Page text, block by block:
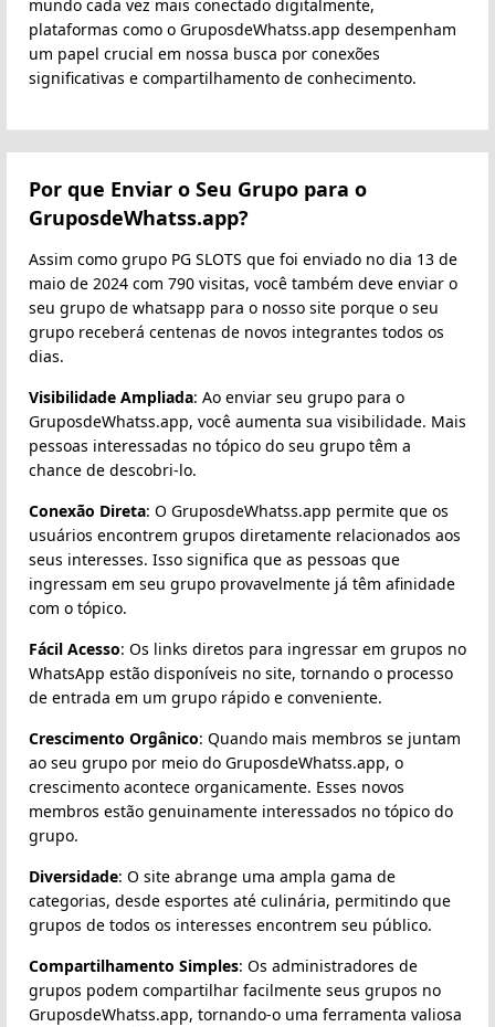
mundo cada vez mais conectado digitalmente,
plataformas como o GruposdeWhatss.app desempenham
um papel crucial em nossa busca por conexões
significativas e compartilhamento de conhecimento.
Por que Enviar o Seu Grupo para o
GruposdeWhatss.app?
Assim como grupo PG SLOTS que foi enviado no dia 13 de
maio de 2024 com 790 visitas, você também deve enviar o
seu grupo de whatsapp para o nosso site porque o seu
grupo receberá centenas de novos integrantes todos os
dias.
Visibilidade Ampliada: Ao enviar seu grupo para o
GruposdeWhatss.app, você aumenta sua visibilidade. Mais
pessoas interessadas no tópico do seu grupo têm a
chance de descobri-lo.
Conexão Direta: O GruposdeWhatss.app permite que os
usuários encontrem grupos diretamente relacionados aos
seus interesses. Isso significa que as pessoas que
ingressam em seu grupo provavelmente já têm afinidade
com o tópico.
Fácil Acesso: Os links diretos para ingressar em grupos no
WhatsApp estão disponíveis no site, tornando o processo
de entrada em um grupo rápido e conveniente.
Crescimento Orgânico: Quando mais membros se juntam
ao seu grupo por meio do GruposdeWhatss.app, o
crescimento acontece organicamente. Esses novos
membros estão genuinamente interessados no tópico do
grupo.
Diversidade: O site abrange uma ampla gama de
categorias, desde esportes até culinária, permitindo que
grupos de todos os interesses encontrem seu público.
Compartilhamento Simples: Os administradores de
grupos podem compartilhar facilmente seus grupos no
GruposdeWhatss.app, tornando-o uma ferramenta valiosa